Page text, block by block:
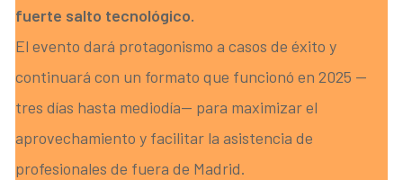
fuerte salto tecnológico.
El evento dará protagonismo a casos de éxito y
continuará con un formato que funcionó en 2025 —
tres días hasta mediodía— para maximizar el
aprovechamiento y facilitar la asistencia de
profesionales de fuera de Madrid.